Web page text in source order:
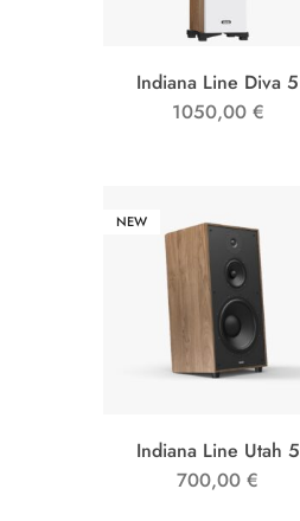
Indiana Line Diva 5
1050,00 €
NEW
Indiana Line Utah 5
700,00€